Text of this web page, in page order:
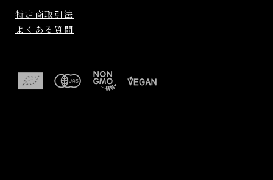
特定商取引法
よくある質問